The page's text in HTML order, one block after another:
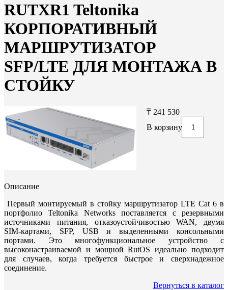
RUTXR1 Teltonika
КОРПОРАТИВНЫЙ
МАРШРУТИЗАТОР
SFP/LTE ДЛЯ МОНТАЖА В
СТОЙКУ
₸ 241 530
В корзину
Описание
Первый монтируемый в стойку маршрутизатор LTE Cat 6 в
портфолио Teltonika Networks поставляется с резервными
источниками питания, отказоустойчивостью WAN, двумя
SIM-картами, SFP, USB и выделенными консольными
портами. Это многофункциональное устройство с
высоконастраиваемой и мощной RutOS идеально подходит
для случаев, когда требуется быстрое и сверхнадежное
соединение.
Вернуться в каталог